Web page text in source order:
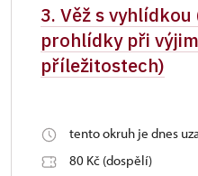
3. Věž s
prohlídky při
příležitostech)
tento okruh je dnes
80 Kč (dospělí)